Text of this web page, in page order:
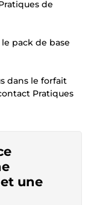
de
le pack de base
dans le forfait
Pratiques
une